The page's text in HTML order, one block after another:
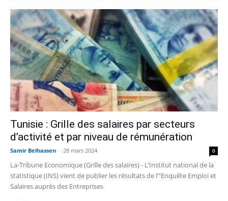
Tunisie : Grille des salaires par secteurs
d’activité et par niveau de rémunération
Samir Belhassen - 28 mars 2024 0
La-Tribune Economique (Grille des salaires) - L’Institut national de la
statistique (INS) vient de publier les résultats de l’"Enquête Emploi et
Salaires auprès des Entreprises